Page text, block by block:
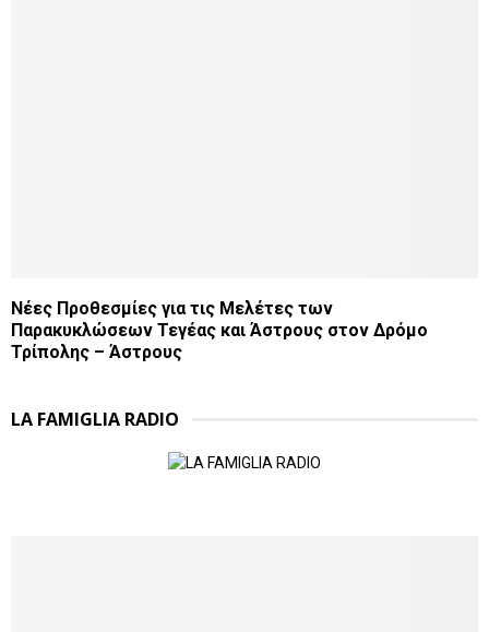
Νέες Προθεσμίες για τις Μελέτες των
Παρακυκλώσεων Τεγέας και Άστρους στον Δρόμο
Τρίπολης – Άστρους
LA FAMIGLIA RADIO